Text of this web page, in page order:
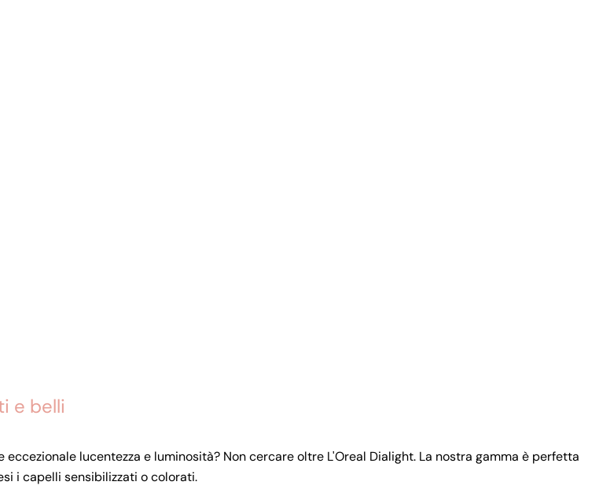
e belli
lucentezza e luminosità? Non cercare oltre L'Oreal Dialight. La nostra gamma è perfetta
i capelli sensibilizzati o colorati.